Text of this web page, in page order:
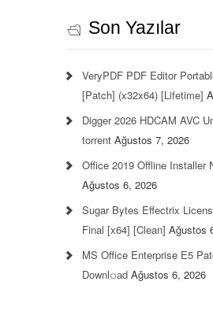
Son Yazılar
VeryPDF PDF Editor
[Patch] (x32x64) [Lifetime]
Digger 2026 HDCAM AVC
torrent Ağustos 7, 2026
Office 2019 Offline Installer
Ağustos 6, 2026
Sugar Bytes Effectrix
Final [x64] [Clean] Ağustos
MS Office Enterprise E5
Downl𝚘аd Ağustos 6, 2026